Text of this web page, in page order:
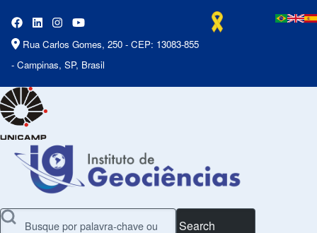
Rua Carlos Gomes, 250 - CEP: 13083-855
- Campinas, SP, Brasil
Search